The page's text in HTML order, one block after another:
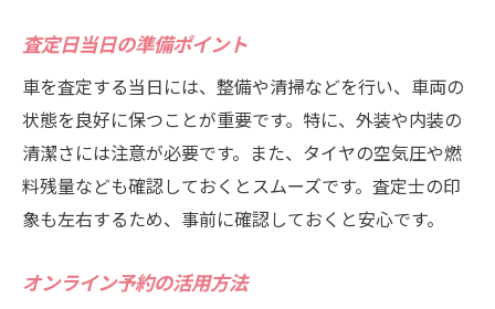
査定日当日の準備ポイント
車を査定する当日には、整備や清掃などを行い、車両の
状態を良好に保つことが重要です。特に、外装や内装の
清潔さには注意が必要です。また、タイヤの空気圧や燃
料残量なども確認しておくとスムーズです。査定士の印
象も左右するため、事前に確認しておくと安心です。
オンライン予約の活用方法